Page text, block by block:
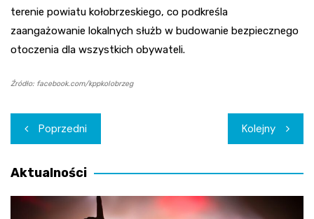
terenie powiatu kołobrzeskiego, co podkreśla
zaangażowanie lokalnych służb w budowanie bezpiecznego
otoczenia dla wszystkich obywateli.
Źródło: facebook.com/kppkolobrzeg
Nawigacja
wpisu
Poprzedni Kolejny
Aktualności